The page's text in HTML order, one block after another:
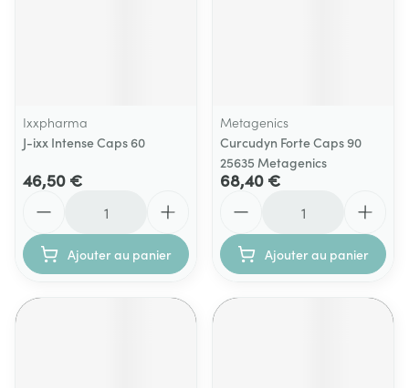
Ixxpharma
J-ixx Intense Caps 60
46,50 €
Ajouter au panier
Metagenics
Curcudyn Forte Caps 90
25635 Metagenics
68,40 €
Ajouter au panier